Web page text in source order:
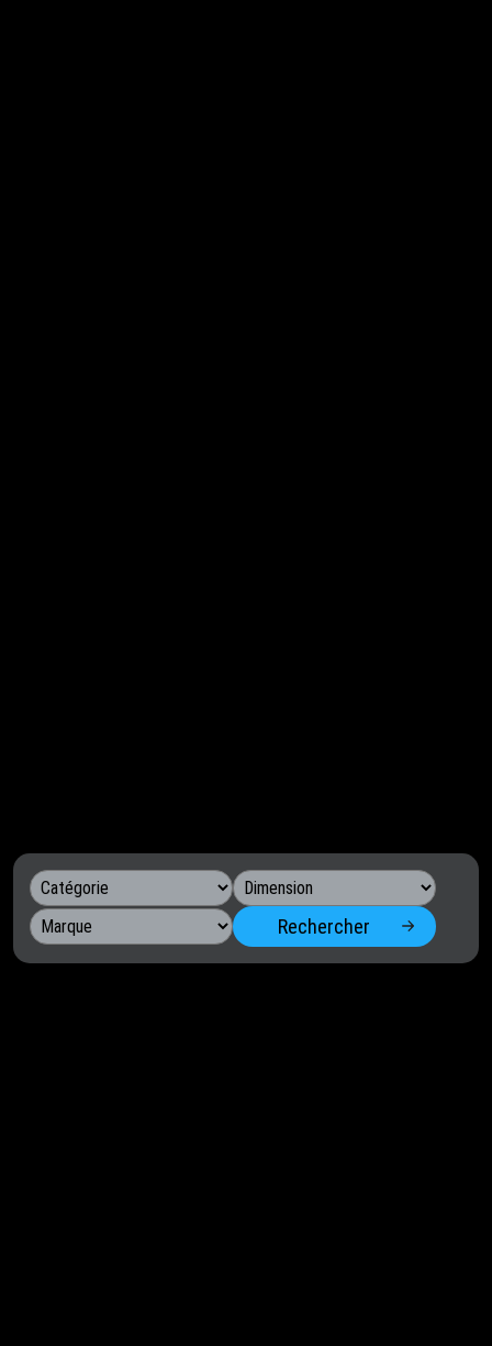
Rechercher